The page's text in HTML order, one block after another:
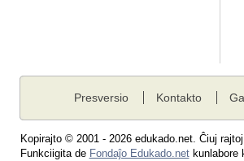
Presversio Kontakto
Kopirajto © 2001 - 2026 edukado.net. Ĉiuj
Funkciigita de Fondaĵo Edukado.netkunlabore